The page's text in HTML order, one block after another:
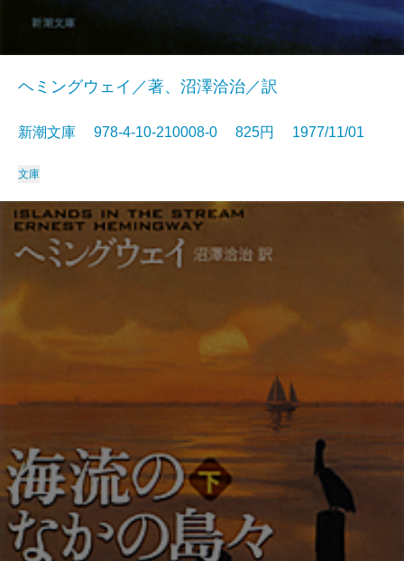
ヘミングウェイ／著、沼澤洽治／訳
新潮文庫 978-4-10-210008-0 825円 1977/11/01
文庫